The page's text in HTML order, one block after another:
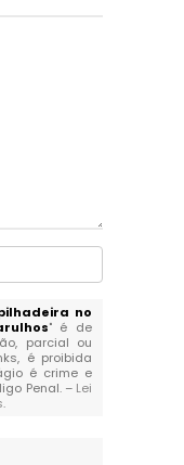
no
" é de
parcial ou
é proibida
é crime e
Penal. – Lei
.